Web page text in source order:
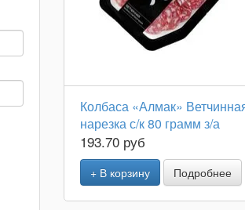
Колбаса «Алмак»
нарезка с/к 80 грамм з/а
193.70 руб
+ В корзину Подробнее